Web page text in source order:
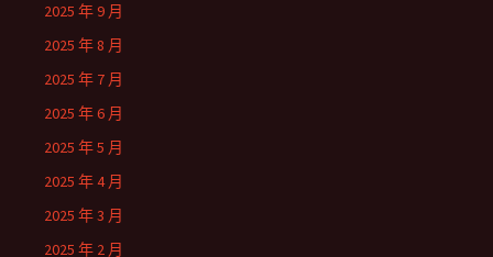
2025 年 9 月
2025 年 8 月
2025 年 7 月
2025 年 6 月
2025 年 5 月
2025 年 4 月
2025 年 3 月
2025 年 2 月